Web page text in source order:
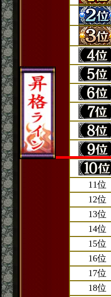
11位
12位
13位
14位
15位
16位
17位
18位